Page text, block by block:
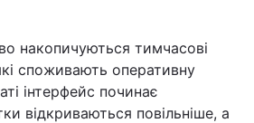
Статті
накопичуються тимчасові
споживають оперативну
інтерфейс починає
відкриваються повільніше, а